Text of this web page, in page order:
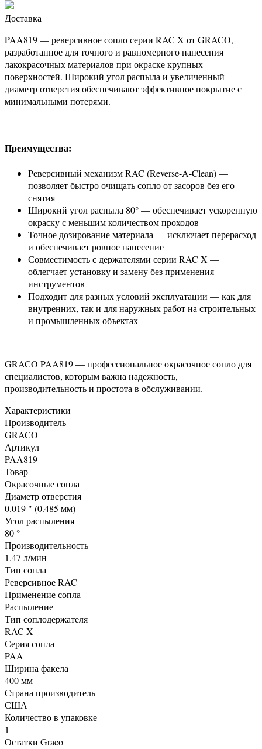
Доставка
PAA819 — реверсивное сопло серии RAC X от GRACO,
разработанное для точного и равномерного нанесения
лакокрасочных материалов при окраске крупных
поверхностей. Широкий угол распыла и увеличенный
диаметр отверстия обеспечивают эффективное покрытие с
минимальными потерями.
Преимущества:
Реверсивный механизм RAC (Reverse-A-Clean) —
позволяет быстро очищать сопло от засоров без его
снятия
Широкий угол распыла 80° — обеспечивает ускоренную
окраску с меньшим количеством проходов
Точное дозирование материала — исключает перерасход
и обеспечивает ровное нанесение
Совместимость с держателями серии RAC X —
облегчает установку и замену без применения
инструментов
Подходит для разных условий эксплуатации — как для
внутренних, так и для наружных работ на строительных
и промышленных объектах
GRACO PAA819 — профессиональное окрасочное сопло для
специалистов, которым важна надежность,
производительность и простота в обслуживании.
Характеристики
Производитель
GRACO
Артикул
PAA819
Товар
Окрасочные сопла
Диаметр отверстия
0.019 " (0.485 мм)
Угол распыления
80 °
Производительность
1.47 л/мин
Тип сопла
Реверсивное RAC
Применение сопла
Распыление
Тип соплодержателя
RAC X
Серия сопла
PAA
Ширина факела
400 мм
Страна производитель
США
Количество в упаковке
1
Остатки Graco